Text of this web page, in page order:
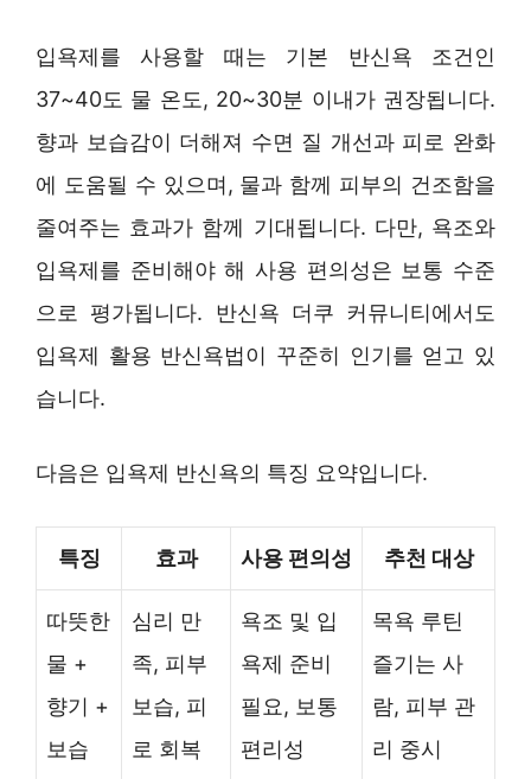
입욕제를 사용할 때는 기본 반신욕 조건인
37~40도 물 온도, 20~30분 이내가 권장됩니다.
향과 보습감이 더해져 수면 질 개선과 피로 완화
에 도움될 수 있으며, 물과 함께 피부의 건조함을
줄여주는 효과가 함께 기대됩니다. 다만, 욕조와
입욕제를 준비해야 해 사용 편의성은 보통 수준
으로 평가됩니다. 반신욕 더쿠 커뮤니티에서도
입욕제 활용 반신욕법이 꾸준히 인기를 얻고 있
습니다.
다음은 입욕제 반신욕의 특징 요약입니다.
특징 효과 사용 편의성 추천 대상
따뜻한
물 +
향기 +
보습
심리 만
족, 피부
보습, 피
로 회복
욕조 및 입
욕제 준비
필요, 보통
편리성
목욕 루틴
즐기는 사
람, 피부 관
리 중시